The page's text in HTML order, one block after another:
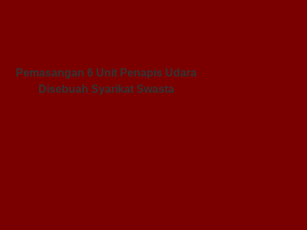
Pemasangan 6 Unit Penapis Udara
Disebuah Syarikat Swasta